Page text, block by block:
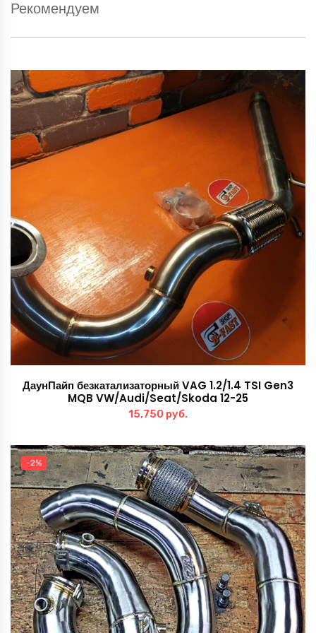
Рекомендуем
ДаунПайп безкатализаторный VAG 1.2/1.4 TSI Gen3
MQB VW/Audi/Seat/Skoda 12-25
15,750 руб.
-2%